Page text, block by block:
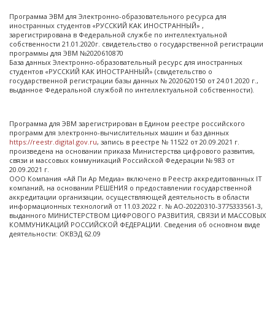
Программа ЭВМ для Электронно-образовательного ресурса для
иностранных студентов «РУССКИЙ КАК ИНОСТРАННЫЙ» ,
зарегистрирована в Федеральной службе по интеллектуальной
собственности 21.01.2020г. свидетельство о государственной регистрации
программы для ЭВМ №2020610870
База данных Электронно-образовательный ресурс для иностранных
студентов «РУССКИЙ КАК ИНОСТРАННЫЙ» (свидетельство о
государственной регистрации базы данных № 2020620150 от 24.01.2020 г.,
выданное Федеральной службой по интеллектуальной собственности).
Программа для ЭВМ зарегистрирован в Едином реестре российского
программ для электронно-вычислительных машин и баз данных
https://reestr.digital.gov.ru, запись в реестре № 11522 от 20.09.2021 г.
произведена на основании приказа Министерства цифрового развития,
связи и массовых коммуникаций Российской Федерации № 983 от
20.09.2021 г.
ООО Компания «Ай Пи Ар Медиа» включено в Реестр аккредитованных IT
компаний, на основании РЕШЕНИЯ о предоставлении государственной
аккредитации организации, осуществляющей деятельность в области
информационных технологий от 11.03.2022 г. № АО-20220310-3775333561-3,
выданного МИНИСТЕРСТВОМ ЦИФРОВОГО РАЗВИТИЯ, СВЯЗИ И МАССОВЫХ
КОММУНИКАЦИЙ РОССИЙСКОЙ ФЕДЕРАЦИИ. Сведения об основном виде
деятельности: ОКВЭД 62.09